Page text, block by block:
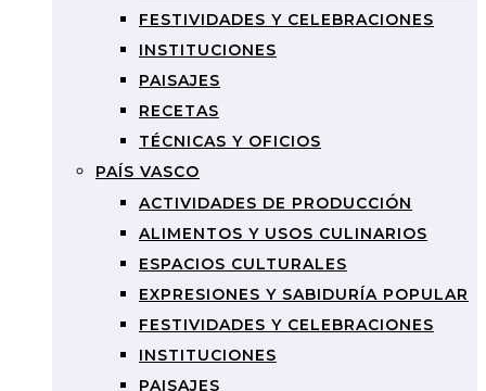
FESTIVIDADES Y CELEBRACIONES
INSTITUCIONES
PAISAJES
RECETAS
TÉCNICAS Y OFICIOS
PAÍS VASCO
ACTIVIDADES DE PRODUCCIÓN
ALIMENTOS Y USOS CULINARIOS
ESPACIOS CULTURALES
EXPRESIONES Y SABIDURÍA POPULAR
FESTIVIDADES Y CELEBRACIONES
INSTITUCIONES
PAISAJES